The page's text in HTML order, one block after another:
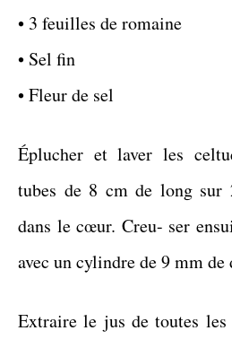
• 3 feuilles de romaine
• Sel fin
• Fleur de sel
Éplucher et laver les
tubes de 8 cm de long sur
dans le cœur. Creu- ser
avec un cylindre de 9 mm de
Extraire le jus de toutes les